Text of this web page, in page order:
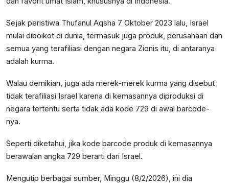
Sejak peristiwa Thufanul Aqsha 7 Oktober 2023 lalu, Israel
mulai diboikot di dunia, termasuk juga produk, perusahaan dan
semua yang terafiliasi dengan negara Zionis itu, di antaranya
adalah kurma.
Walau demikian, juga ada merek-merek kurma yang disebut
tidak terafiliasi Israel karena di kemasannya diproduksi di
negara tertentu serta tidak ada kode 729 di awal barcode-
nya.
Seperti diketahui, jika kode barcode produk di kemasannya
berawalan angka 729 berarti dari Israel.
Mengutip berbagai sumber, Minggu (8/2/2026), ini dia